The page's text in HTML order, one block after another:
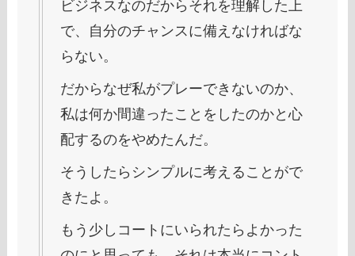
ビジネスなのだからそれを理解した上
で、自分のチャンスに備えなければな
らない。
だからなぜ私がプレーできないのか、
私は何か間違ったことをしたのかと心
配するのをやめたんだ。
そうしたらシンプルに考えることがで
きたよ。
もう少しコートにいられたらよかった